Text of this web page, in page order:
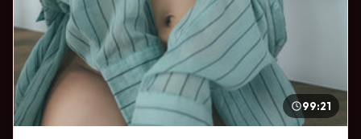
99:21